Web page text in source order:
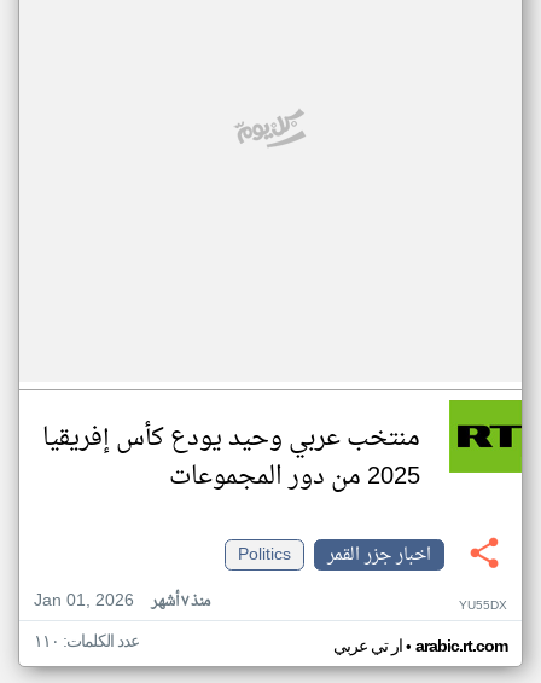
منتخب عربي وحيد يودع كأس إفريقيا
2025 من دور المجموعات
اخبار جزر القمر
Politics
Jan 01, 2026
منذ ٧ أشهر YU55DX
ار تي عربي• arabic.rt.com عدد الكلمات: ١١٠